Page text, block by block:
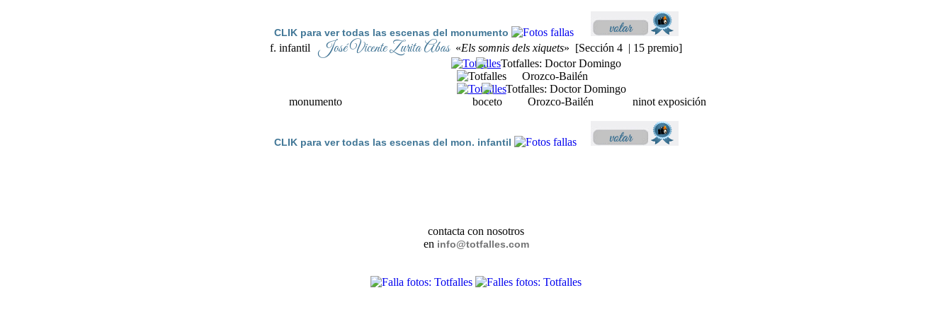
CLIK para ver todas las escenas del monumento
f. infantil José Vicente Zurita Abas«Els somnis dels xiquets» [Sección 4 | 15 premio]
monumento boceto ninot exposición
CLIK para ver todas las escenas del mon. infantil
contacta con nosotros
en info@totfalles.com